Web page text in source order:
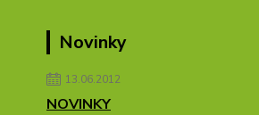
Novinky
13.06.2012
NOVINKY